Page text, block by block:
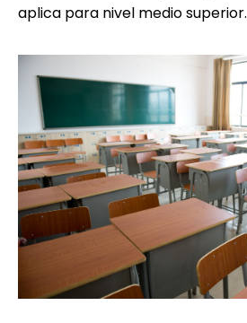
aplica para nivel medio superior.